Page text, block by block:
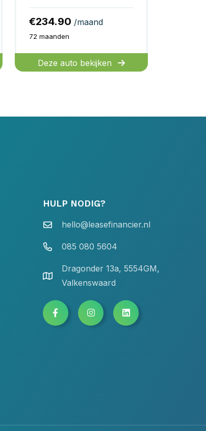
€234.90 /maand
72 maanden
Deze auto bekijken
HULP NODIG?
hello@leasefinancier.nl
085 080 5604
Dragonder 13a, 5554GM,
Valkenswaard